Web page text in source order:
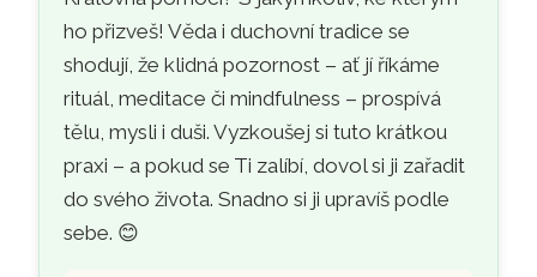
ho přizveš! Věda i duchovní tradice se
shodují, že klidná pozornost – ať jí říkáme
rituál, meditace či mindfulness – prospívá
tělu, mysli i duši. Vyzkoušej si tuto krátkou
praxi – a pokud se Ti zalíbí, dovol si ji zařadit
do svého života. Snadno si ji upravíš podle
sebe. 😊